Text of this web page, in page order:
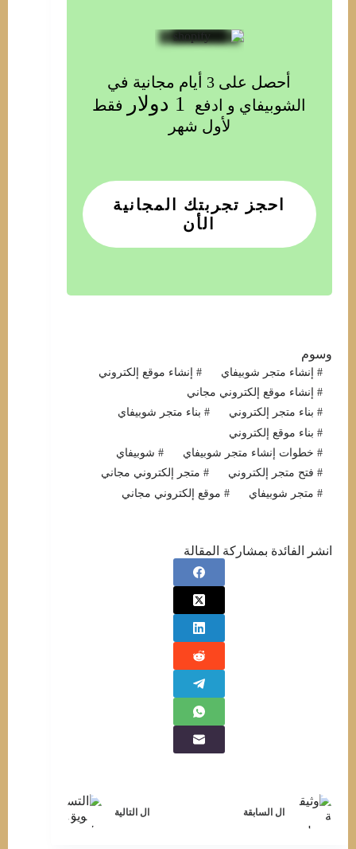
أحصل على 3 أيام مجانية في
الشوبيفاي و ادفع
فقط
لأول شهر
احجز تجربتك المجانية
الأن
وسوم
#إنشاء متجر شوبيفاي #إنشاء موقع إلكتروني
#إنشاء موقع إلكتروني مجاني
#بناء متجر إلكتروني #بناء متجر شوبيفاي
#بناء موقع إلكتروني
#خطوات إنشاء متجر شوبيفاي #شوبيفاي
#فتح متجر إلكتروني #متجر إلكتروني مجاني
#متجر شوبيفاي #موقع إلكتروني مجاني
انشر الفائدة بمشاركة المقالة
ال السابقة ال التالية